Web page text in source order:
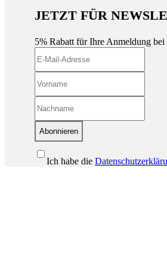
JETZT FÜR
5% Rabatt für Ihre Anmeldung
Abonnieren
Ich habe die